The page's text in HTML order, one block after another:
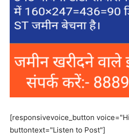
[responsivevoice_button
buttontext="Listen to Post"]